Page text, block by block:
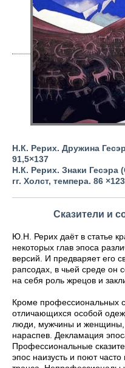
Н.К. Рерих. Дружина
91,5×137
Н.К. Рерих. Знаки Гесэра
гг. Холст, темпера. 86 ×123
Сказители и
Ю.Н. Рерих даёт в статье
некоторых глав эпоса
версий. И предваряет его
рапсодах, в чьей среде он
на себя роль жрецов и
Кроме профессиональных
отличающихся особой
люди, мужчины и
нараспев. Декламация
Профессиональные
эпос наизусть и поют